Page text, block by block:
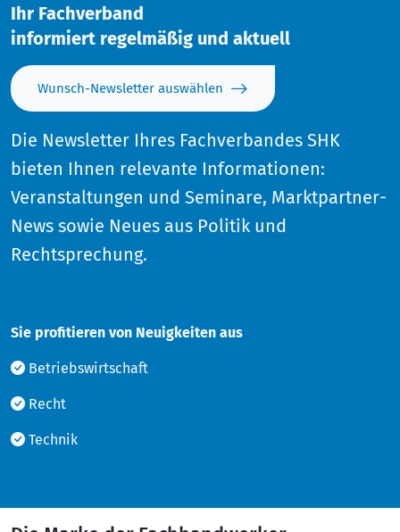
Ihr Fachverband
informiert regelmäßig und aktuell
Wunsch-Newsletter auswählen
Die Newsletter Ihres Fachverbandes SHK
bieten Ihnen relevante Informationen:
Veranstaltungen und Seminare, Marktpartner-
News sowie Neues aus Politik und
Rechtsprechung.
Sie profitieren von Neuigkeiten aus
Betriebswirtschaft
Recht
Technik